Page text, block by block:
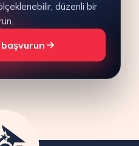
düzenli bir